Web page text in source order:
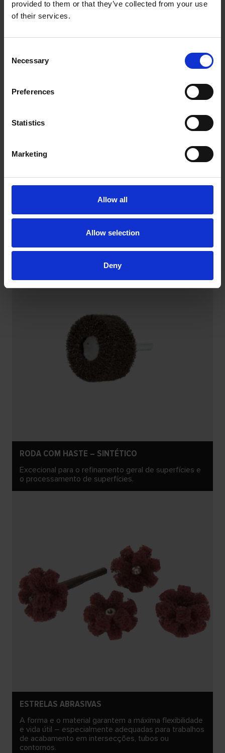
provided to them or that they’ve collected from your use
of their services.
Selection
Necessary
Preferences
Statistics
Marketing
Allow all
Allow selection
Deny
refinamento geral de superfícies, em aço e aço
RODA COM HASTE – SINTÉTICO
Excecional para o refinamento geral de superfícies e
o processamento de superfícies.
ESTRELAS ABRASIVAS
A forma e o material garantem a máxima flexibilidade
e vida útil – especialmente adequadas para trabalhos
de acabamento em intersecções, tubos ou
contornos.